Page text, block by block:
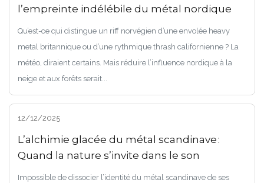
l’empreinte indélébile du métal nordique
Qu’est-ce qui distingue un riff norvégien d’une envolée heavy
metal britannique ou d’une rythmique thrash californienne ? La
météo, diraient certains. Mais réduire l’influence nordique à la
neige et aux forêts serait...
12/12/2025
L’alchimie glacée du métal scandinave :
Quand la nature s’invite dans le son
Impossible de dissocier l’identité du métal scandinave de ses